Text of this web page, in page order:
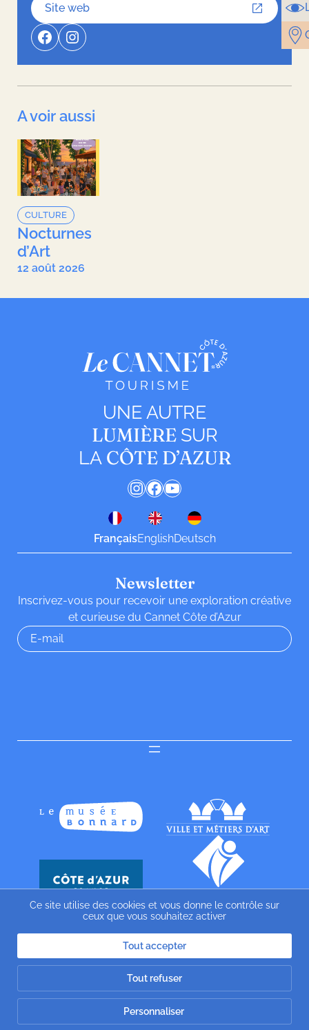
Site web
A voir aussi
CULTURE
Nocturnes
d’Art
12 août 2026
UNE AUTRE
LUMIÈRE SUR
LA CÔTE D’AZUR
Instagram
Facebook
YouTube
FrançaisEnglishDeutsch
Newsletter
Inscrivez-vous pour recevoir une exploration créative
et curieuse du Cannet Côte d’Azur
Ce site utilise des cookies et vous donne le contrôle sur
ceux que vous souhaitez activer
Tout accepter
Tout refuser
Personnaliser